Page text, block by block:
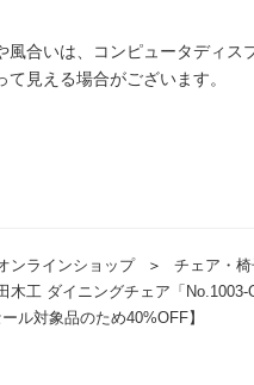
風合いは、コンピュータディス
て見える場合がございます。
ンラインショップ ＞ チェア・
木工 ダイニングチェア「
ル対象品のため40%OFF】